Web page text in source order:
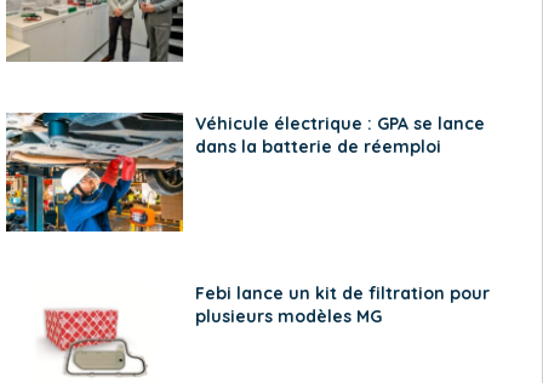
Véhicule électrique : GPA se lance
dans la batterie de réemploi
Febi lance un kit de filtration pour
plusieurs modèles MG